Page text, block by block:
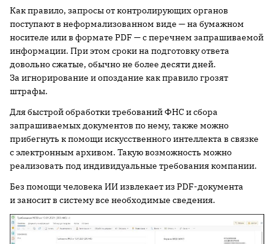
Как правило, запросы от контролирующих органов
поступают в неформализованном виде — на бумажном
носителе или в формате PDF — с перечнем запрашиваемой
информации. При этом сроки на подготовку ответа
довольно сжатые, обычно не более десяти дней.
За игнорирование и опоздание как правило грозят
штрафы.
Для быстрой обработки требований ФНС и сбора
запрашиваемых документов по нему, также можно
прибегнуть к помощи искусственного интеллекта в связке
с электронным архивом. Такую возможность можно
реализовать под индивидуальные требования компании.
Без помощи человека ИИ извлекает из PDF-документа
и заносит в систему все необходимые сведения.